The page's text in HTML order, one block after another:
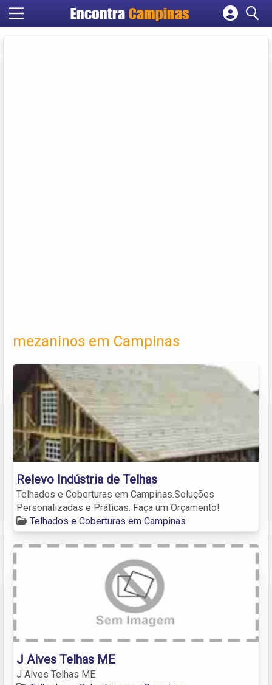
Encontra Campinas
Cadastrar empresa
mezaninos em Campinas
Relevo Indústria de Telhas
Telhados e Coberturas em Campinas.Soluções
Personalizadas e Práticas. Faça um Orçamento!
Telhados e Coberturas em Campinas
J Alves Telhas ME
J Alves Telhas ME